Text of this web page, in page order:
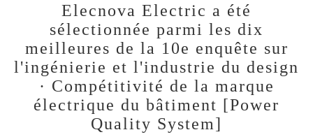
Elecnova Electric a été
sélectionnée parmi les dix
meilleures de la 10e enquête sur
l'ingénierie et l'industrie du design
· Compétitivité de la marque
électrique du bâtiment [Power
Quality System]